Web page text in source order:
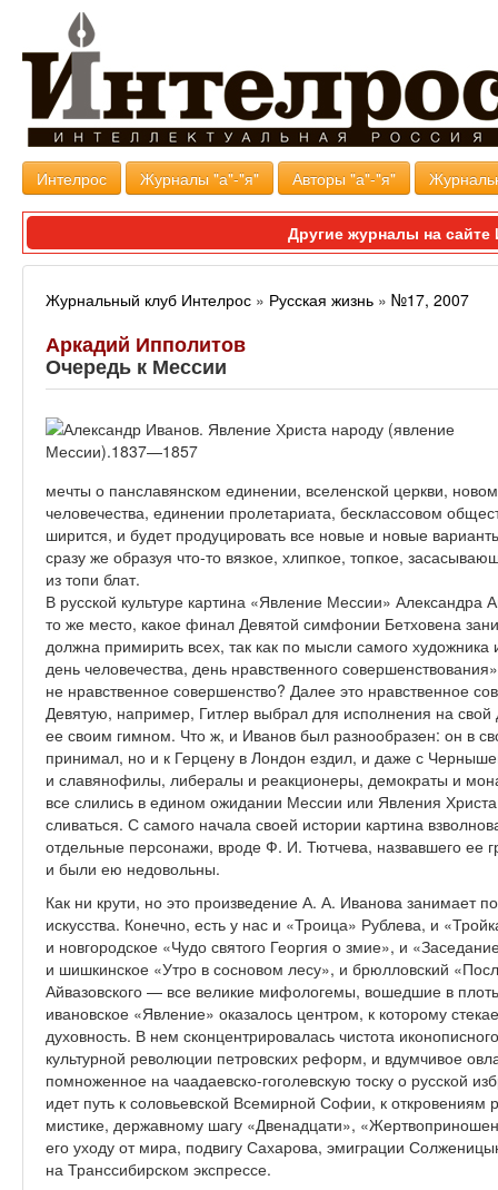
Интелрос Журналы "а"-"я" Авторы "а"-"я"
Другие журналы на
Журнальный клуб Интелрос » Русская жизнь » №17, 2007
Аркадий Ипполитов
Очередь к Мессии
мечты о панславянском единении, вселенской церкви,
человечества, единении пролетариата, бесклассовом
ширится, и будет продуцировать все новые и новые
сразу же образуя что-то вязкое, хлипкое, топкое,
из топи блат.
В русской культуре картина «Явление Мессии»
то же место, какое финал Девятой симфонии Бетховена
должна примирить всех, так как по мысли самого
день человечества, день нравственного
не нравственное совершенство? Далее это нравственное
Девятую, например, Гитлер выбрал для исполнения на
ее своим гимном. Что ж, и Иванов был разнообразен: он в
принимал, но и к Герцену в Лондон ездил, и даже с
и славянофилы, либералы и реакционеры, демократы и
все слились в едином ожидании Мессии или Явления
сливаться. С самого начала своей истории картина
отдельные персонажи, вроде Ф. И. Тютчева, назвавшего ее
и были ею недовольны.
Как ни крути, но это произведение А. А. Иванова занимает
искусства. Конечно, есть у нас и «Троица» Рублева, и
и новгородское «Чудо святого Георгия о змие», и
и шишкинское «Утро в сосновом лесу», и брюлловский
Айвазовского — все великие мифологемы, вошедшие в
ивановское «Явление» оказалось центром, к которому
духовность. В нем сконцентрировалась чистота
культурной революции петровских реформ, и вдумчивое
помноженное на чаадаевско-гоголевскую тоску о русской
идет путь к соловьевской Всемирной Софии, к откровениям
мистике, державному шагу «Двенадцати»,
его уходу от мира, подвигу Сахарова, эмиграции
на Транссибирском экспрессе.